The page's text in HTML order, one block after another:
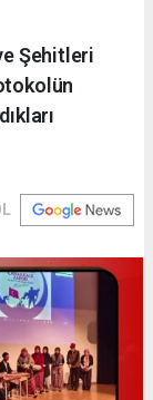
Şehitleri